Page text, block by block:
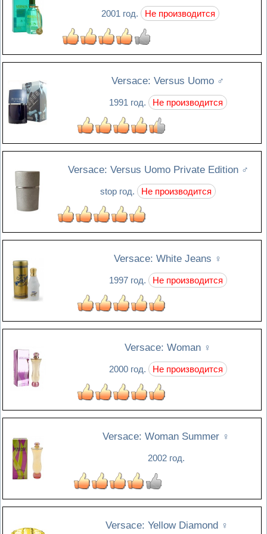
2001 год. Не производится
Versace: Versus Uomo ♂
1991 год. Не производится
Versace: Versus Uomo Private Edition ♂
stop год. Не производится
Versace: White Jeans ♀
1997 год. Не производится
Versace: Woman ♀
2000 год. Не производится
Versace: Woman Summer ♀
2002 год.
Versace: Yellow Diamond ♀